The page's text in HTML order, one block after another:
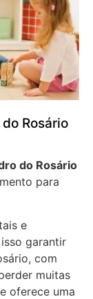
Rosário
do Rosário
para
e
garantir
com
muitas
oferece uma